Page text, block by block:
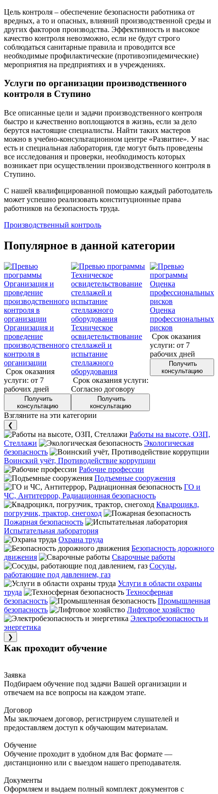
Цель контроля – обеспечение безопасности работника от
вредных, а то и опасных, влияний производственной среды и
других факторов производства. Эффективность и высокое
качество контроля невозможно, если не будут строго
соблюдаться санитарные правила и проводится все
необходимые профилактические (противоэпидемические)
мероприятия на предприятиях и в учреждениях.
Услуги по организации производственного
контроля в Ступино
Все описанные цели и задачи производственного контроля
быстро и качественно воплощаются в жизнь, если за дело
берутся настоящие специалисты. Найти таких мастеров
можно в учебно-консультационном центре «Развитие». У нас
есть и специальная лаборатория, где могут быть проведены
все исследования и проверки, необходимость которых
возникает при осуществлении производственного контроля в
Ступино.
С нашей квалифицированной помощью каждый работодатель
может успешно реализовать конституционные права
работников на безопасность труда.
Производственный контроль
Популярное в данной категории
Организация и
проведение
производственного
контроля в
организации
Срок оказания
услуги: от 7
рабочих дней
Получить
консультацию
Техническое
освидетельствование
стеллажей и
испытание
стеллажного
оборудования
Срок оказания услуги:
Согласно договору
Получить
консультацию
Оценка
профессиональных
рисков
Срок оказания
услуги: от 7
рабочих дней
Получить
консультацию
Взгляните на эти категории
❮
Работы на высоте, ОЗП,
Стеллажи
Экологическая
безопасность
Воинский учёт, Противодействие коррупции
Рабочие профессии
Подъемные сооружения
ГО и
ЧС, Антитеррор, Радиационная безопасность
Квадроцикл,
погрузчик, трактор, снегоход
Пожарная безопасность
Испытательная лаборатория
Охрана труда
Безопасность дорожного
движения
Сварочные работы
Сосуды,
работающие под давлением, газ
Услуги в области охраны
труда
Техносферная
безопасность
Промышленная
безопасность
Лифтовое хозяйство
Электробезопасность и
энергетика
❯
Как проходит обучение
Заявка
Подбираем обучение под задачи Вашей организации и
отвечаем на все вопросы на каждом этапе.
Договор
Мы заключаем договор, регистрируем слушателей и
предоставляем доступ к обучающим материалам.
Обучение
Обучение проходит в удобном для Вас формате —
дистанционно или с выездом нашего преподавателя.
Документы
Оформляем и выдаем полный комплект документов с